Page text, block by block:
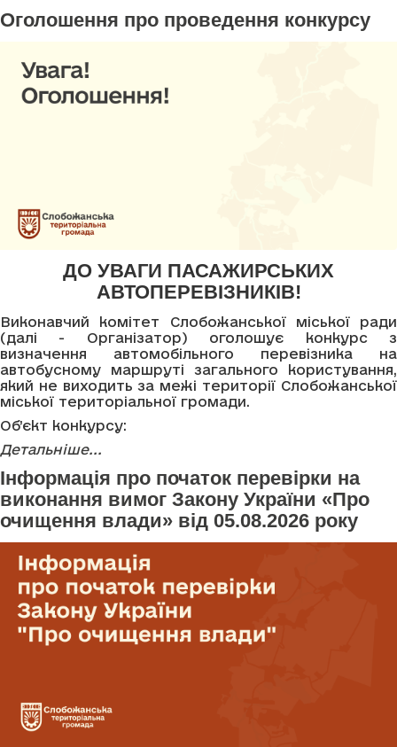
Оголошення про проведення конкурсу
ДО УВАГИ ПАСАЖИРСЬКИХ
АВТОПЕРЕВІЗНИКІВ!
Виконавчий комітет Слобожанської міської ради
(далі - Організатор) оголошує конкурс з
визначення автомобільного перевізника на
автобусному маршруті загального користування,
який не виходить за межі території Слобожанської
міської територіальної громади.
Об’єкт конкурсу:
Детальніше...
Інформація про початок перевірки на
виконання вимог Закону України «Про
очищення влади» від 05.08.2026 року